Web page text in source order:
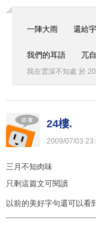
一陣大雨 還給宇
我們的耳語 兀
我在雲深不知處 於
24樓.
2009/07/03 23:
三月不知肉味
只剩這篇文可閱讀
以前的美好字句還可以看